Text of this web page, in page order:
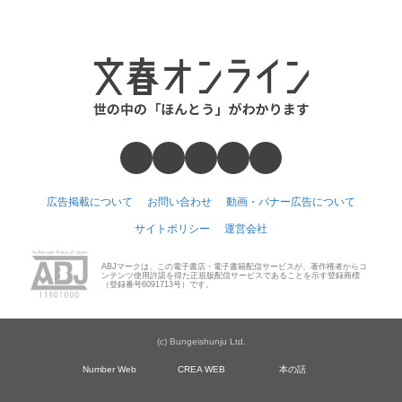
広告掲載について お問い合わせ 動画・バナー広告について
サイトポリシー 運営会社
ABJマークは、この電子書店・電子書籍配信サービスが、著作権者からコ
ンテンツ使用許諾を得た正規版配信サービスであることを示す登録商標
（登録番号6091713号）です。
(c) Bungeishunju Ltd.
Number Web CREA WEB 本の話